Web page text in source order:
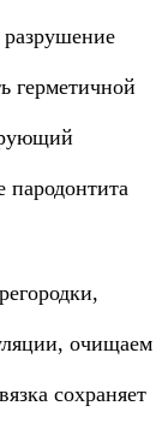
герметичной
очищаем
сохраняет